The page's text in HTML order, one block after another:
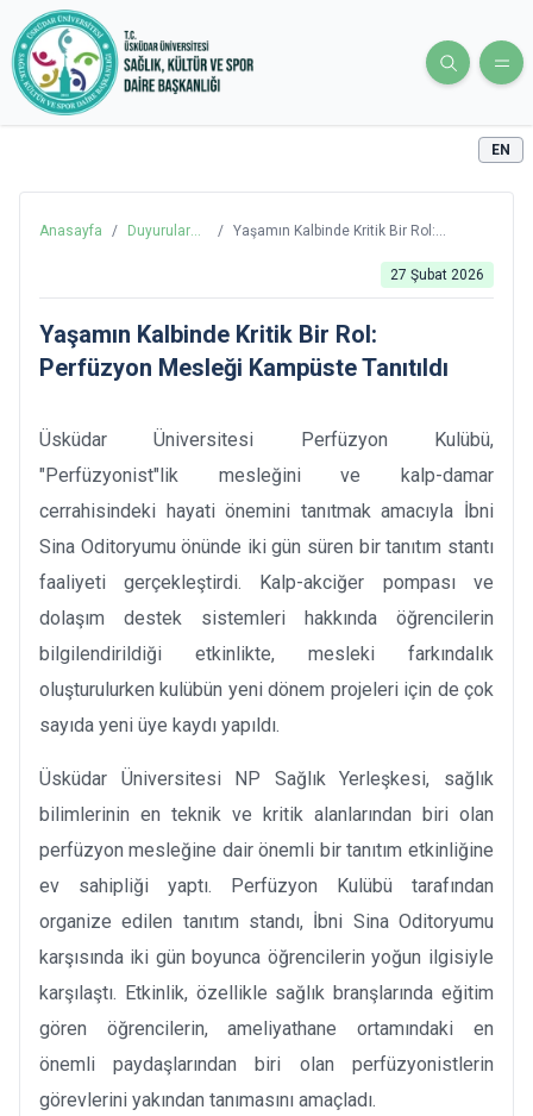
EN
Anasayfa /
Duyurular
/ Yaşamın Kalbinde Kritik Bir Rol:
27 Şubat 2026
Yaşamın Kalbinde Kritik Bir Rol:
Perfüzyon Mesleği Kampüste Tanıtıldı
Üsküdar Üniversitesi Perfüzyon Kulübü,
"Perfüzyonist"lik mesleğini ve kalp-damar
cerrahisindeki hayati önemini tanıtmak amacıyla İbni
Sina Oditoryumu önünde iki gün süren bir tanıtım stantı
faaliyeti gerçekleştirdi. Kalp-akciğer pompası ve
dolaşım destek sistemleri hakkında öğrencilerin
bilgilendirildiği etkinlikte, mesleki farkındalık
oluşturulurken kulübün yeni dönem projeleri için de çok
sayıda yeni üye kaydı yapıldı.
Üsküdar Üniversitesi NP Sağlık Yerleşkesi, sağlık
bilimlerinin en teknik ve kritik alanlarından biri olan
perfüzyon mesleğine dair önemli bir tanıtım etkinliğine
ev sahipliği yaptı. Perfüzyon Kulübü tarafından
organize edilen tanıtım standı, İbni Sina Oditoryumu
karşısında iki gün boyunca öğrencilerin yoğun ilgisiyle
karşılaştı. Etkinlik, özellikle sağlık branşlarında eğitim
gören öğrencilerin, ameliyathane ortamındaki en
önemli paydaşlarından biri olan perfüzyonistlerin
görevlerini yakından tanımasını amaçladı.